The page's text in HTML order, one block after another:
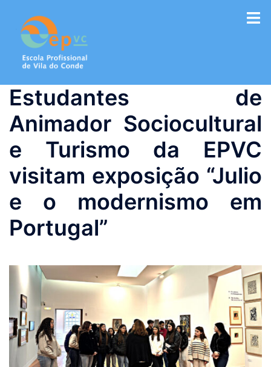
conteúdo
Estudantes de
Animador Sociocultural
e Turismo da EPVC
visitam exposição “Julio
e o modernismo em
Portugal”